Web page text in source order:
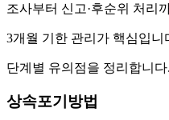
조사부터 신고·후순위 처리
3개월 기한 관리가 핵심입니
단계별 유의점을 정리합니다.
상속포기방법